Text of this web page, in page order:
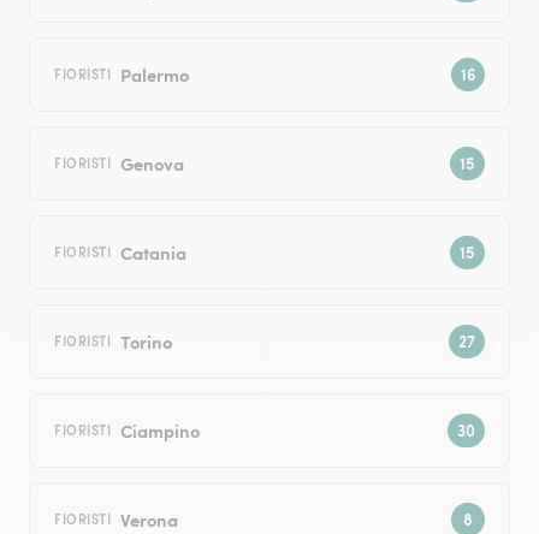
FIORISTI Palermo
FIORISTI Genova
FIORISTI Catania
FIORISTI Torino
FIORISTI Ciampino
FIORISTI Verona